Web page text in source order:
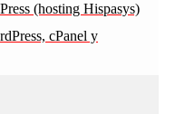
(hosting Hispasys)
cPanel y